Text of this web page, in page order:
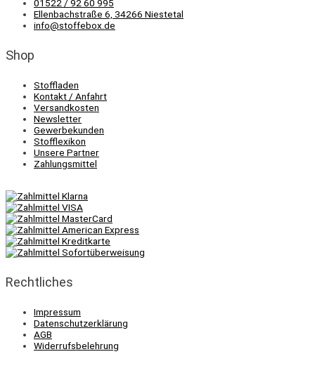
01522 / 92 60 995
Ellenbachstraße 6, 34266 Niestetal
info@stoffebox.de
Shop
Stoffladen
Kontakt / Anfahrt
Versandkosten
Newsletter
Gewerbekunden
Stofflexikon
Unsere Partner
Zahlungsmittel
Rechtliches
Impressum
Datenschutzerklärung
AGB
Widerrufsbelehrung